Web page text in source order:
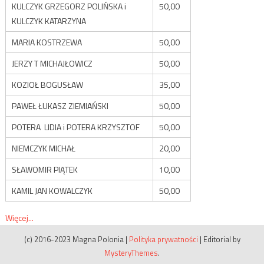
KULCZYK GRZEGORZ POLIŃSKA i
KULCZYK KATARZYNA
50,00
MARIA KOSTRZEWA
50,00
JERZY T MICHAJŁOWICZ
50,00
KOZIOŁ BOGUSŁAW
35,00
PAWEŁ ŁUKASZ ZIEMIAŃSKI
50,00
POTERA LIDIA i POTERA KRZYSZTOF
50,00
NIEMCZYK MICHAŁ
20,00
SŁAWOMIR PIĄTEK
10,00
KAMIL JAN KOWALCZYK
50,00
Więcej...
(c) 2016-2023 Magna Polonia | Polityka prywatności | Editorial by
MysteryThemes.